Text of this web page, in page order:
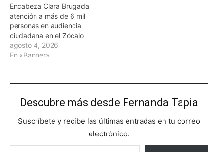
Encabeza Clara Brugada
atención a más de 6 mil
personas en audiencia
ciudadana en el Zócalo
agosto 4, 2026
En «Banner»
Descubre más desde Fernanda Tapia
Suscríbete y recibe las últimas entradas en tu correo
electrónico.
Escribe tu correo electrónico…